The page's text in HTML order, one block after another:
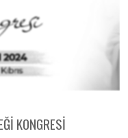
KONGRESİ